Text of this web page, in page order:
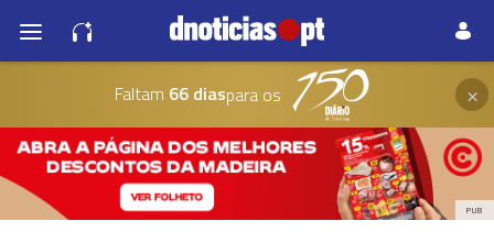
Faltam 66 diaspara os ×
PUB